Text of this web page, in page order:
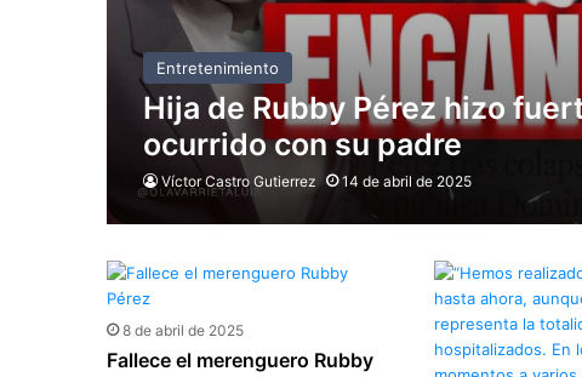
Entretenimiento
Hija de Rubby Pérez hizo
ocurrido con su padre
Víctor Castro Gutierrez 14 de abril de 2025
8 de abril de 2025
Fallece el merenguero Rubby